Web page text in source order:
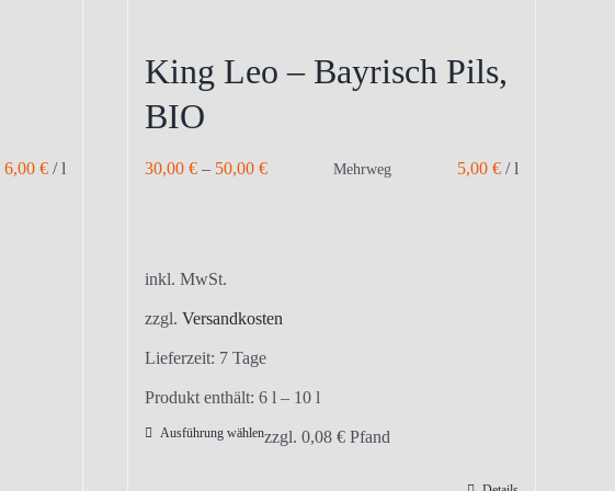
6,00 €/l
King Leo – Bayrisch Pils,
BIO
30,00 €– 50,00 € Mehrweg 5,00 €/l
inkl. MwSt.
zzgl. Versandkosten
Lieferzeit: 7 Tage
Produkt enthält: 6 l – 10 l
Ausführung wählenDieses
zzgl. 0,08 €Pfand